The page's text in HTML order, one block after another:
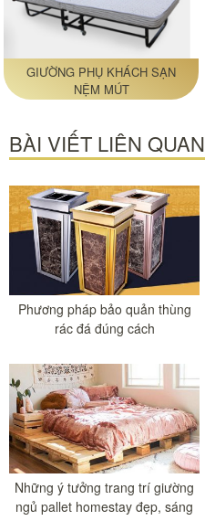
GIƯỜNG PHỤ KHÁCH SẠN
NỆM MÚT
BÀI VIẾT LIÊN QUAN
Phương pháp bảo quản thùng
rác đá đúng cách
Những ý tưởng trang trí giường
ngủ pallet homestay đẹp, sáng